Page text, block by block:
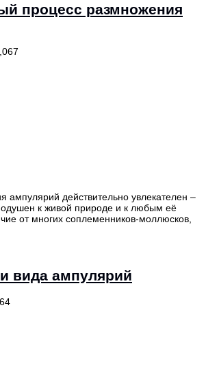
процесс размножения
ампулярий действительно увлекателен –
к живой природе и к любым её
от многих соплеменников-моллюсков,
вида ампулярий